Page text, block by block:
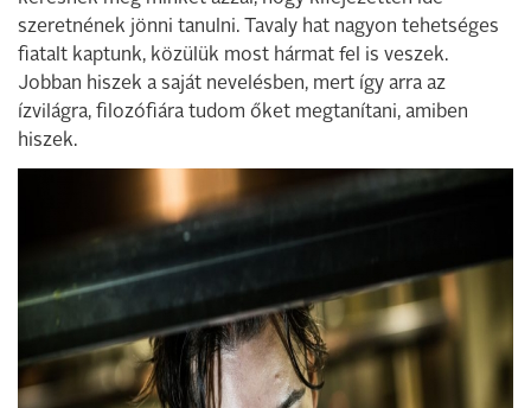
szeretnének jönni tanulni. Tavaly hat nagyon tehetséges
fiatalt kaptunk, közülük most hármat fel is veszek.
Jobban hiszek a saját nevelésben, mert így arra az
ízvilágra, filozófiára tudom őket megtanítani, amiben
hiszek.